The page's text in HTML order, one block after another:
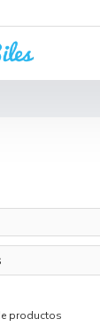
productos